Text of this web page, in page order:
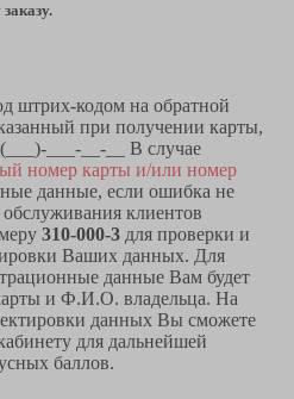
штрих-кодом на обратной
при получении карты,
___-__-__ В случае
номер карты и/или номер
данные, если ошибка не
обслуживания клиентов
310-000-3 для проверки и
Ваших данных. Для
данные Вам будет
и Ф.И.О. владельца. На
данных Вы сможете
для дальнейшей
баллов.